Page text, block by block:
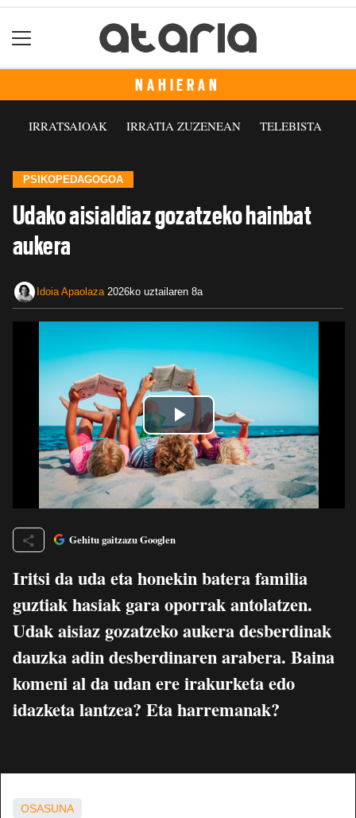
NAHIERAN
IRRATSAIOAK IRRATIA ZUZENEAN TELEBISTA
PSIKOPEDAGOGOA
Udako aisialdiaz gozatzeko hainbat
aukera
Idoia Apaolaza 2026ko uztailaren 8a
Gehitu gaitzazu Googlen
Iritsi da uda eta honekin batera familia
guztiak hasiak gara oporrak antolatzen.
Udak aisiaz gozatzeko aukera desberdinak
dauzka adin desberdinaren arabera. Baina
komeni al da udan ere irakurketa edo
idazketa lantzea? Eta harremanak?
OSASUNA